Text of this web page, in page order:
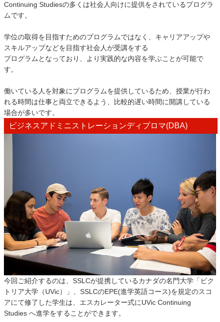
Continuing Studiesの多くは社会人向けに提供をされているプログラ
ムです。
学位の取得を目指すためのプログラムではなく、キャリアアップや
スキルアップなどを目指す社会人が受講をする
プログラムとなっており、より実践的な内容を学ぶことが可能で
す。
働いている人を対象にプログラムを提供しているため、授業が行わ
れる時間は仕事と両立できるよう、比較的遅い時間に開講している
場合が多いです。
ビジネスアドミニストレーションディプロマ(DBA)
今回ご紹介するのは、SSLCが提携しているカナダの名門大学「ビク
トリア大学（UVic）」、SSLCのEPE(進学英語コース)を規定のスコ
アにて修了した学生は、エスカレーター式にUVic Continuing
Studies へ進学をすることができます。